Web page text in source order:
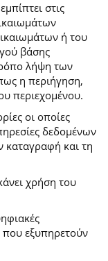
στις
ή του
βάσης
λήψη των
η περιήγηση,
περιεχομένου.
οι οποίες
δεδομένων
καταγραφή και τη
χρήση του
που εξυπηρετούν